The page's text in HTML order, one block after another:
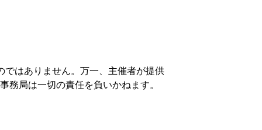
はありません。万一、主催者が提供
局は一切の責任を負いかねます。